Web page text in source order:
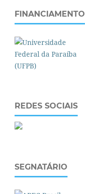
FINANCIAMENTO
REDES SOCIAIS
SEGNATÁRIO